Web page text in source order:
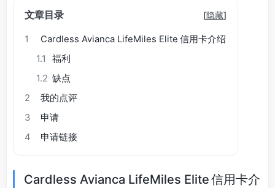
文章目录 [隐藏]
1
Cardless Avianca LifeMiles Elite 信用卡介绍
1.1
福利
1.2 缺点
2
我的点评
3
申请
4
申请链接
Cardless Avianca LifeMiles Elite 信用卡介